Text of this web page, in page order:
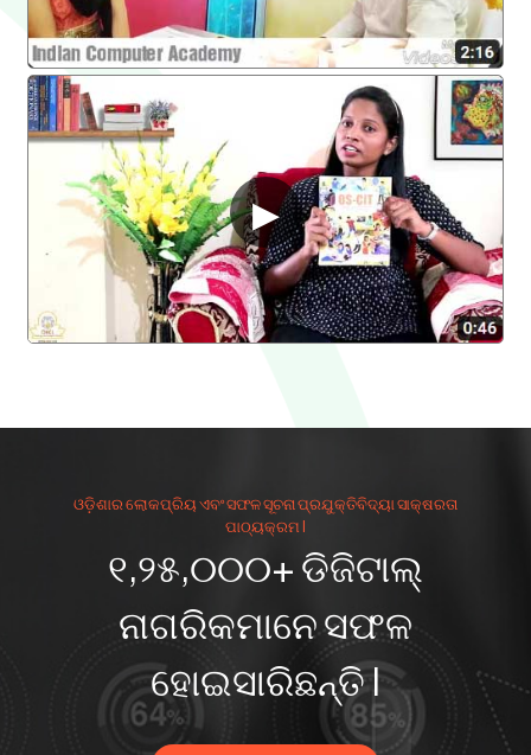
ଓଡ଼ିଶାର ଲୋକପ୍ରିୟ ଏବଂ ସଫଳ ସୂଚନା ପ୍ରଯୁକ୍ତିବିଦ୍ୟା ସାକ୍ଷରତା
ପାଠ୍ୟକ୍ରମ I
୧,୨୫,୦୦୦+ ଡିଜିଟାଲ୍
ନାଗରିକମାନେ ସଫଳ
ହୋଇସାରିଛନ୍ତି I